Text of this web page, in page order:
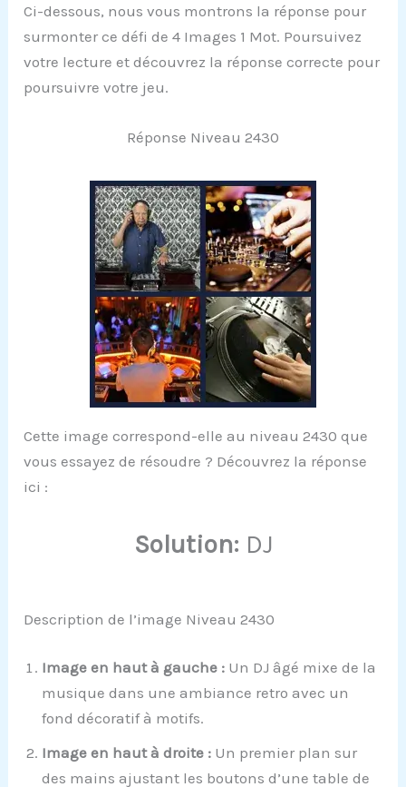
Ci-dessous, nous vous montrons la réponse pour
surmonter ce défi de 4 Images 1 Mot. Poursuivez
votre lecture et découvrez la réponse correcte pour
poursuivre votre jeu.
Réponse Niveau 2430
Cette image correspond-elle au niveau 2430 que
vous essayez de résoudre ? Découvrez la réponse
ici :
Solution: DJ
Description de l’image Niveau 2430
Image en haut à gauche : Un DJ âgé mixe de la
musique dans une ambiance retro avec un
fond décoratif à motifs.
Image en haut à droite : Un premier plan sur
des mains ajustant les boutons d’une table de